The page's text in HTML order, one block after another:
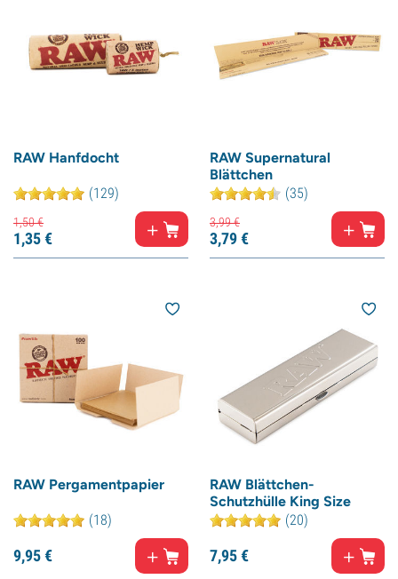
RAW Hanfdocht
(129)
1,50€
1,35€
RAW Supernatural
Blättchen
(35)
3,99€
3,79€
RAW Pergamentpapier
(18)
9,95€
RAW Blättchen-
Schutzhülle King Size
(20)
7,95€